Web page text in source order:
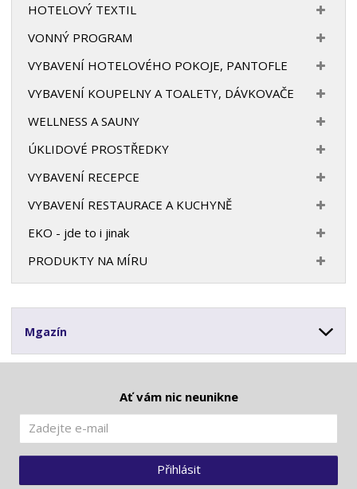
HOTELOVÝ TEXTIL
VONNÝ PROGRAM
VYBAVENÍ HOTELOVÉHO POKOJE, PANTOFLE
VYBAVENÍ KOUPELNY A TOALETY, DÁVKOVAČE
WELLNESS A SAUNY
ÚKLIDOVÉ PROSTŘEDKY
VYBAVENÍ RECEPCE
VYBAVENÍ RESTAURACE A KUCHYNĚ
EKO - jde to i jinak
PRODUKTY NA MÍRU
Mgazín
Ať vám nic neunikne
Přihlásit